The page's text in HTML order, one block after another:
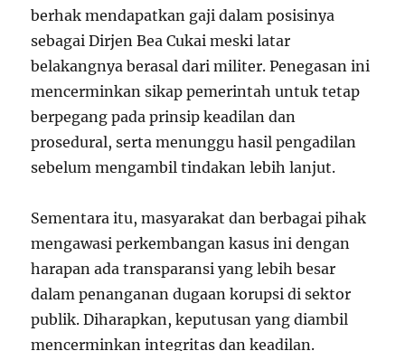
berhak mendapatkan gaji dalam posisinya
sebagai Dirjen Bea Cukai meski latar
belakangnya berasal dari militer. Penegasan ini
mencerminkan sikap pemerintah untuk tetap
berpegang pada prinsip keadilan dan
prosedural, serta menunggu hasil pengadilan
sebelum mengambil tindakan lebih lanjut.
Sementara itu, masyarakat dan berbagai pihak
mengawasi perkembangan kasus ini dengan
harapan ada transparansi yang lebih besar
dalam penanganan dugaan korupsi di sektor
publik. Diharapkan, keputusan yang diambil
mencerminkan integritas dan keadilan.